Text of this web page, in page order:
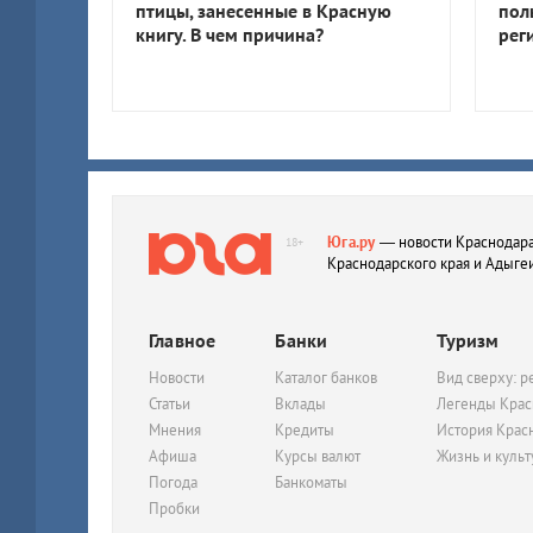
птицы, занесенные в Красную
книгу. В чем причина?
18+ Юга.ру— новости
Краснодарского края и
Главное
Новости
Статьи
Мнения
Афиша
Погода
Пробки
Банки
Каталог банков
Вклады
Кредиты
Курсы валют
Банкоматы
Туризм
Вид сверху:
Легенды
История
Жизнь и